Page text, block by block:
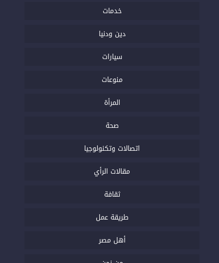
خدمات
دين ودنيا
سيارات
منوعات
المرأة
صحة
اتصالات وتكنولوجيا
مقالات الرأي
ثقافة
طريقة عمل
أهل مصر